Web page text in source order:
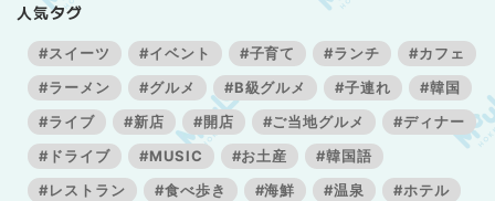
人気タグ
#スイーツ #イベント #子育て #ランチ
#カフェ
#ラーメン
#グルメ #B級グルメ #子連れ
#韓国
#ライブ
#新店 #開店 #ご当地グルメ
#ディナー
#ドライブ
#MUSIC #お土産
#韓国語
#レストラン
#食べ歩き #海鮮 #温泉
#ホテル